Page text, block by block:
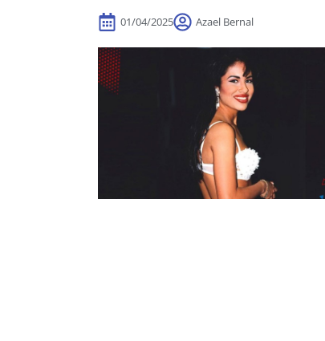
01/04/2025 Azael Bernal